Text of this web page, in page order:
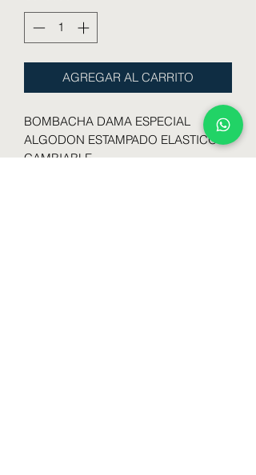
AGREGAR AL CARRITO
BOMBACHA DAMA ESPECIAL
ALGODON ESTAMPADO ELASTICO
CAMBIABLE